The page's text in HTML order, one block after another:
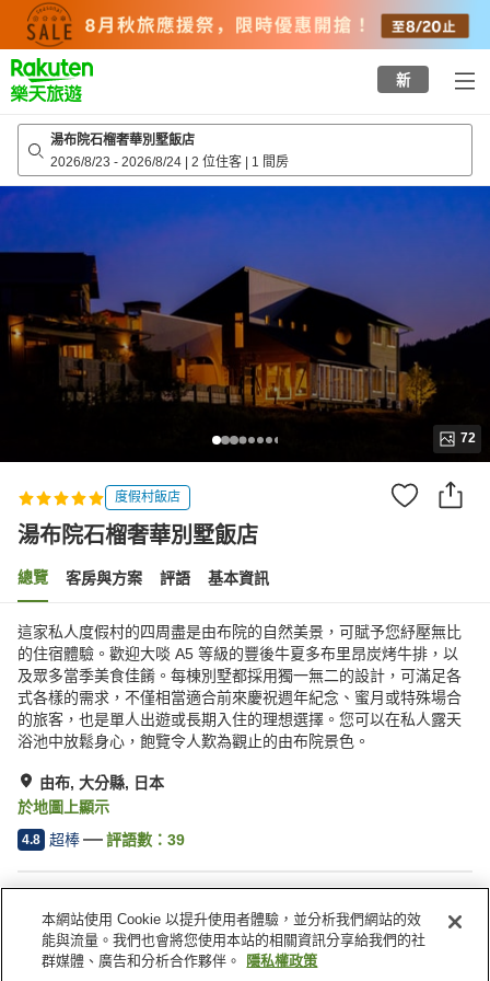
top
page
新
湯布院石榴奢華別墅飯店
2026/8/23 - 2026/8/24 | 2 位住客 | 1 間房
72
度假村飯店
湯布院石榴奢華別墅飯店
總覽 客房與方案 評語 基本資訊
這家私人度假村的四周盡是由布院的自然美景，可賦予您紓壓無比
的住宿體驗。歡迎大啖 A5 等級的豐後牛夏多布里昂炭烤牛排，以
及眾多當季美食佳餚。每棟別墅都採用獨一無二的設計，可滿足各
式各樣的需求，不僅相當適合前來慶祝週年紀念、蜜月或特殊場合
的旅客，也是單人出遊或長期入住的理想選擇。您可以在私人露天
浴池中放鬆身心，飽覽令人歎為觀止的由布院景色。
由布, 大分縣, 日本
於地圖上顯示
4.8 超棒 評語數： 39
無線網路
私人餐廳
免費停車
露天浴池（溫泉）
本網站使用 Cookie 以提升使用者體驗，並分析我們網站的效
能與流量。我們也會將您使用本站的相關資訊分享給我們的社
群媒體、廣告和分析合作夥伴。
隱私權政策